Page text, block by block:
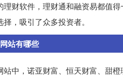
理财软件，理财通和融资易都值
，吸引了众多投资者。
站有哪些
站中，诺亚财富、恒天财富、甜